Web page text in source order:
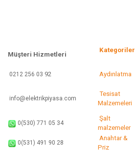
Müşteri Hizmetleri
Kategoriler
0212 256 03 92 Aydınlatma
info@elektrikpiyasa.com
Tesisat
Malzemeleri
0(530) 771 05 34
Şalt
malzemeler
0(531) 491 90 28
Anahtar &
Priz